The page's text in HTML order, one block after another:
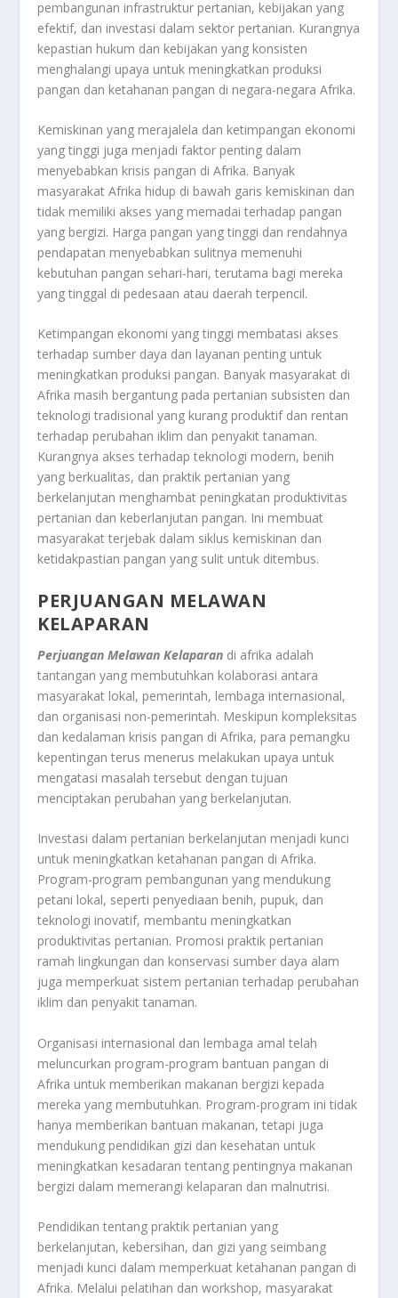
pembangunan infrastruktur pertanian, kebijakan yang
efektif, dan investasi dalam sektor pertanian. Kurangnya
kepastian hukum dan kebijakan yang konsisten
menghalangi upaya untuk meningkatkan produksi
pangan dan ketahanan pangan di negara-negara Afrika.
Kemiskinan yang merajalela dan ketimpangan ekonomi
yang tinggi juga menjadi faktor penting dalam
menyebabkan krisis pangan di Afrika. Banyak
masyarakat Afrika hidup di bawah garis kemiskinan dan
tidak memiliki akses yang memadai terhadap pangan
yang bergizi. Harga pangan yang tinggi dan rendahnya
pendapatan menyebabkan sulitnya memenuhi
kebutuhan pangan sehari-hari, terutama bagi mereka
yang tinggal di pedesaan atau daerah terpencil.
Ketimpangan ekonomi yang tinggi membatasi akses
terhadap sumber daya dan layanan penting untuk
meningkatkan produksi pangan. Banyak masyarakat di
Afrika masih bergantung pada pertanian subsisten dan
teknologi tradisional yang kurang produktif dan rentan
terhadap perubahan iklim dan penyakit tanaman.
Kurangnya akses terhadap teknologi modern, benih
yang berkualitas, dan praktik pertanian yang
berkelanjutan menghambat peningkatan produktivitas
pertanian dan keberlanjutan pangan. Ini membuat
masyarakat terjebak dalam siklus kemiskinan dan
ketidakpastian pangan yang sulit untuk ditembus.
PERJUANGAN MELAWAN
KELAPARAN
Perjuangan Melawan Kelaparan di afrika adalah
tantangan yang membutuhkan kolaborasi antara
masyarakat lokal, pemerintah, lembaga internasional,
dan organisasi non-pemerintah. Meskipun kompleksitas
dan kedalaman krisis pangan di Afrika, para pemangku
kepentingan terus menerus melakukan upaya untuk
mengatasi masalah tersebut dengan tujuan
menciptakan perubahan yang berkelanjutan.
Investasi dalam pertanian berkelanjutan menjadi kunci
untuk meningkatkan ketahanan pangan di Afrika.
Program-program pembangunan yang mendukung
petani lokal, seperti penyediaan benih, pupuk, dan
teknologi inovatif, membantu meningkatkan
produktivitas pertanian. Promosi praktik pertanian
ramah lingkungan dan konservasi sumber daya alam
juga memperkuat sistem pertanian terhadap perubahan
iklim dan penyakit tanaman.
Organisasi internasional dan lembaga amal telah
meluncurkan program-program bantuan pangan di
Afrika untuk memberikan makanan bergizi kepada
mereka yang membutuhkan. Program-program ini tidak
hanya memberikan bantuan makanan, tetapi juga
mendukung pendidikan gizi dan kesehatan untuk
meningkatkan kesadaran tentang pentingnya makanan
bergizi dalam memerangi kelaparan dan malnutrisi.
Pendidikan tentang praktik pertanian yang
berkelanjutan, kebersihan, dan gizi yang seimbang
menjadi kunci dalam memperkuat ketahanan pangan di
Afrika. Melalui pelatihan dan workshop, masyarakat